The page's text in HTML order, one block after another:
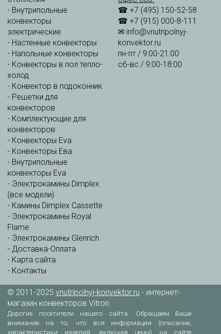
- Внутрипольные
конвекторы
электрические
- Настенные конвекторы
- Напольные конвекторы
- Конвекторы в пол тепло-
холод
- Конвектор в подоконник
- Решетки для
конвекторов
- Комплектующие для
конвекторов
- Конвекторы Eva
- Конвекторы Ева
- Внутрипольные
конвекторы Eva
- Электрокамины Dimplex
(все модели)
- Камины Dimplex Cassette
- Электрокамины Royal
Flame
- Электрокамины Glenrich
- Доставка-Оплата
- Карта сайта
- Контакты
☎ +7 (495) 150-52-58
☎ +7 (915) 000-8-111
✉ info@vnutripolnyj-
konvektor.ru
пн-пт / 9:00-21:00
сб-вс / 9:00-18:00
© 2011-2025 vnutripolnyj-konvektor.ru - интернет-
магазин конвекторов Vitron.
Дорогие посетители нашего сайта: Обращаем Ваше
внимание на то, что вся информация (описание,
характеристики изделий, включая цены) на сайте